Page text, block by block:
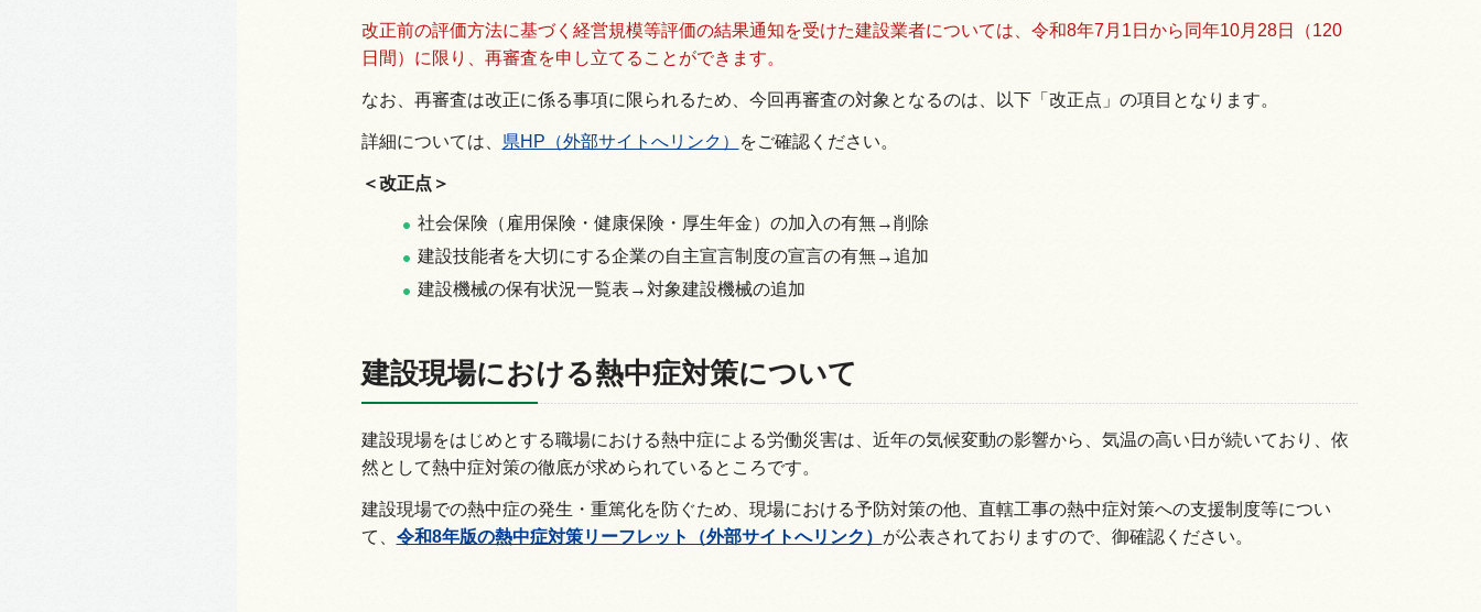
改正前の評価方法に基づく経営規模等評価の結果通知を受けた建設業者については、令和8年7月1日から同年10月28日（120
日間）に限り、再審査を申し立てることができます。
なお、再審査は改正に係る事項に限られるため、今回再審査の対象となるのは、以下「改正点」の項目となります。
詳細については、 県HP（外部サイトへリンク） をご確認ください。
＜改正点＞
社会保険（雇用保険・健康保険・厚生年金）の加入の有無→削除
建設技能者を大切にする企業の自主宣言制度の宣言の有無→追加
建設機械の保有状況一覧表→対象建設機械の追加
建設現場における熱中症対策について
建設現場をはじめとする職場における熱中症による労働災害は、近年の気候変動の影響から、気温の高い日が続いており、依
然として熱中症対策の徹底が求められているところです。
建設現場での熱中症の発生・重篤化を防ぐため、現場における予防対策の他、直轄工事の熱中症対策への支援制度等につい
て、 令和8年版の熱中症対策リーフレット（外部サイトへリンク） が公表されておりますので、御確認ください。